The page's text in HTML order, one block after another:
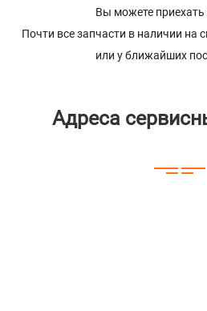
Вы можете приехать
Почти все запчасти в наличии на
или у ближайших
Адреса